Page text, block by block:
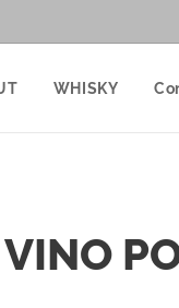
WHISKY
VINO